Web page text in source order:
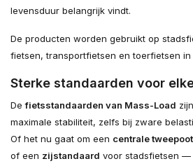
levensduur belangrijk vindt.
De producten worden gebruikt op
fietsen, transportfietsen en toerfietsen in
Sterke standaarden voor
Defietsstandaarden van Mass-Load
maximale stabiliteit, zelfs bij zware
Of het nu gaat om een centrale
of een zijstandaard voor stadsfietsen —